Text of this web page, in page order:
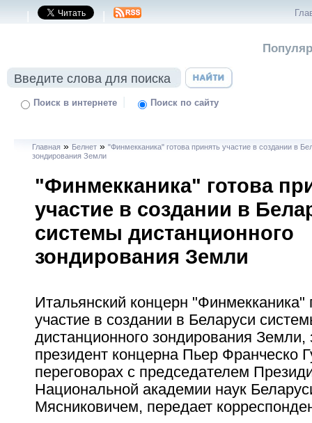
| |
Поиск в интернете | Поиск по сайту
Главная » Белнет »"Финмекканика" готова принять участие в создании в
зондирования Земли
"Финмекканика" готова
участие в создании в
системы дистанционного
зондирования Земли
Итальянский концерн "Финмекканика"
участие в создании в Беларуси
дистанционного зондирования Земли,
президент концерна Пьер Франческо
переговорах с председателем
Национальной академии наук
Мясниковичем, передает